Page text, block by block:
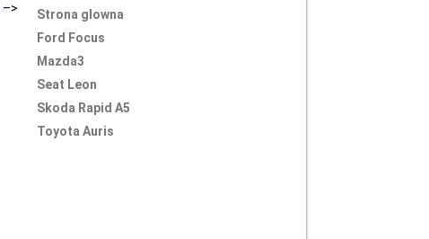
–>
Strona glowna
Ford Focus
Mazda3
Seat Leon
Skoda Rapid A5
Toyota Auris